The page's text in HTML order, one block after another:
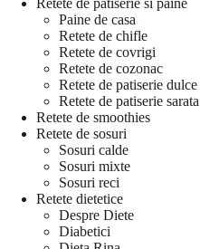
Paine de casa
Retete de chifle
Retete de covrigi
Retete de cozonac
Retete de patiserie dulce
Retete de patiserie sarata
Retete de smoothies
Retete de sosuri
Sosuri calde
Sosuri mixte
Sosuri reci
Retete dietetice
Despre Diete
Diabetici